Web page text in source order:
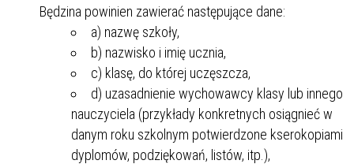
Będzina powinien zawierać następujące dane:
a) nazwę szkoły,
b) nazwisko i imię ucznia,
c) klasę, do której uczęszcza,
d) uzasadnienie wychowawcy klasy lub innego
nauczyciela (przykłady konkretnych osiągnieć w
danym roku szkolnym potwierdzone kserokopiami
dyplomów, podziękowań, listów, itp.),